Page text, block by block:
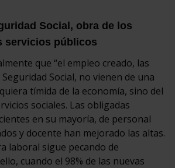
Social, obra de los
servicios públicos
que “el empleo creado, las
Social, no vienen de una
tímida de la economía, sino del
sociales. Las obligadas
en su mayoría, de personal
y docente han mejorado las altas.
laboral sigue pecando de
cuando el 98% de las nuevas